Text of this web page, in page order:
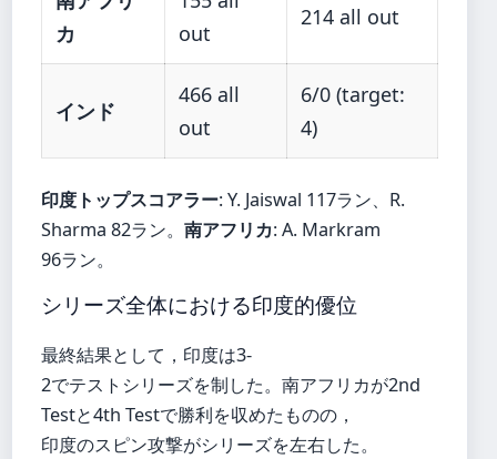
カ
out
214 all out
インド
466 all
out
6/0 (target:
4)
印度トップスコアラー: Y. Jaiswal 117ラン、R.
Sharma 82ラン。 南アフリカ: A. Markram
96ラン。
シリーズ全体における印度的優位
最終結果として，印度は3-
2でテストシリーズを制した。南アフリカが2nd
Testと4th Testで勝利を収めたものの，
印度のスピン攻撃がシリーズを左右した。